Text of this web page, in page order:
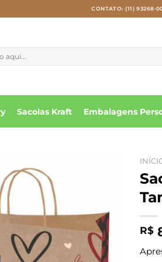
CONTATO: (11) 93268-
Sacolas Kraft Embalagens
R$